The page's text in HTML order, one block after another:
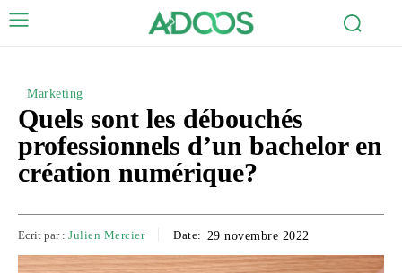
Marketing
Quels sont les débouchés
professionnels d’un bachelor en
création numérique?
Ecrit par : Julien Mercier Date: 29 novembre 2022